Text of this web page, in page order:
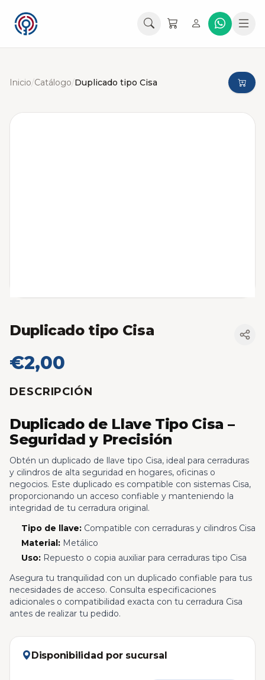
Inicio/Catálogo/Duplicado tipo Cisa
Duplicado tipo Cisa
€2,00
DESCRIPCIÓN
Duplicado de Llave Tipo Cisa –
Seguridad y Precisión
Obtén un duplicado de llave tipo Cisa, ideal para cerraduras
y cilindros de alta seguridad en hogares, oficinas o
negocios. Este duplicado es compatible con sistemas Cisa,
proporcionando un acceso confiable y manteniendo la
integridad de tu cerradura original.
Tipo de llave:Compatible con cerraduras y cilindros Cisa
Material:Metálico
Uso:Repuesto o copia auxiliar para cerraduras tipo Cisa
Asegura tu tranquilidad con un duplicado confiable para tus
necesidades de acceso. Consulta especificaciones
adicionales o compatibilidad exacta con tu cerradura Cisa
antes de realizar tu pedido.
Disponibilidad por sucursal